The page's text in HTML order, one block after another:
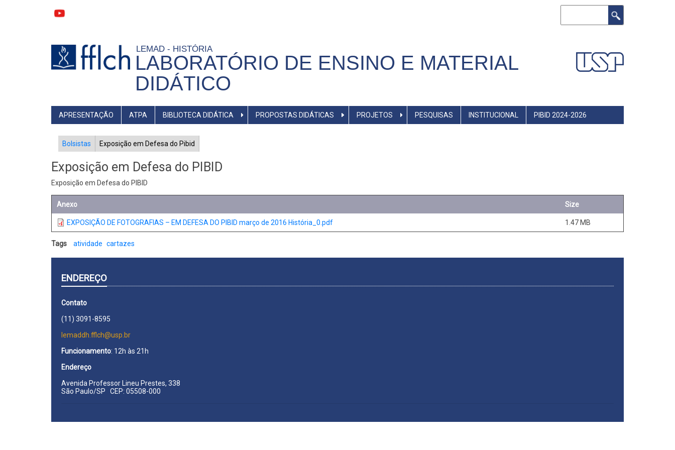
LEMAD - HISTÓRIA
LABORATÓRIO DE ENSINO E MATERIAL
DIDÁTICO
MAIN
NAVIGATION
APRESENTAÇÃO ATPA BIBLIOTECA DIDÁTICA PROPOSTAS DIDÁTICAS PROJETOS PESQUISAS INSTITUCIONAL PIBID 2024-2026
PIBID
Bolsistas Exposição em Defesa do Pibid
Exposição em Defesa do PIBID
Exposição em Defesa do PIBID
Anexo Size
EXPOSIÇÃO DE FOTOGRAFIAS – EM DEFESA DO PIBID março de 2016 História_0.pdf 1.47 MB
Tags atividade cartazes
ENDEREÇO
Contato
(11) 3091-8595
lemaddh.fflch@usp.br
Funcionamento: 12h às 21h
Endereço
Avenida Professor Lineu Prestes, 338
São Paulo/SP CEP: 05508-000